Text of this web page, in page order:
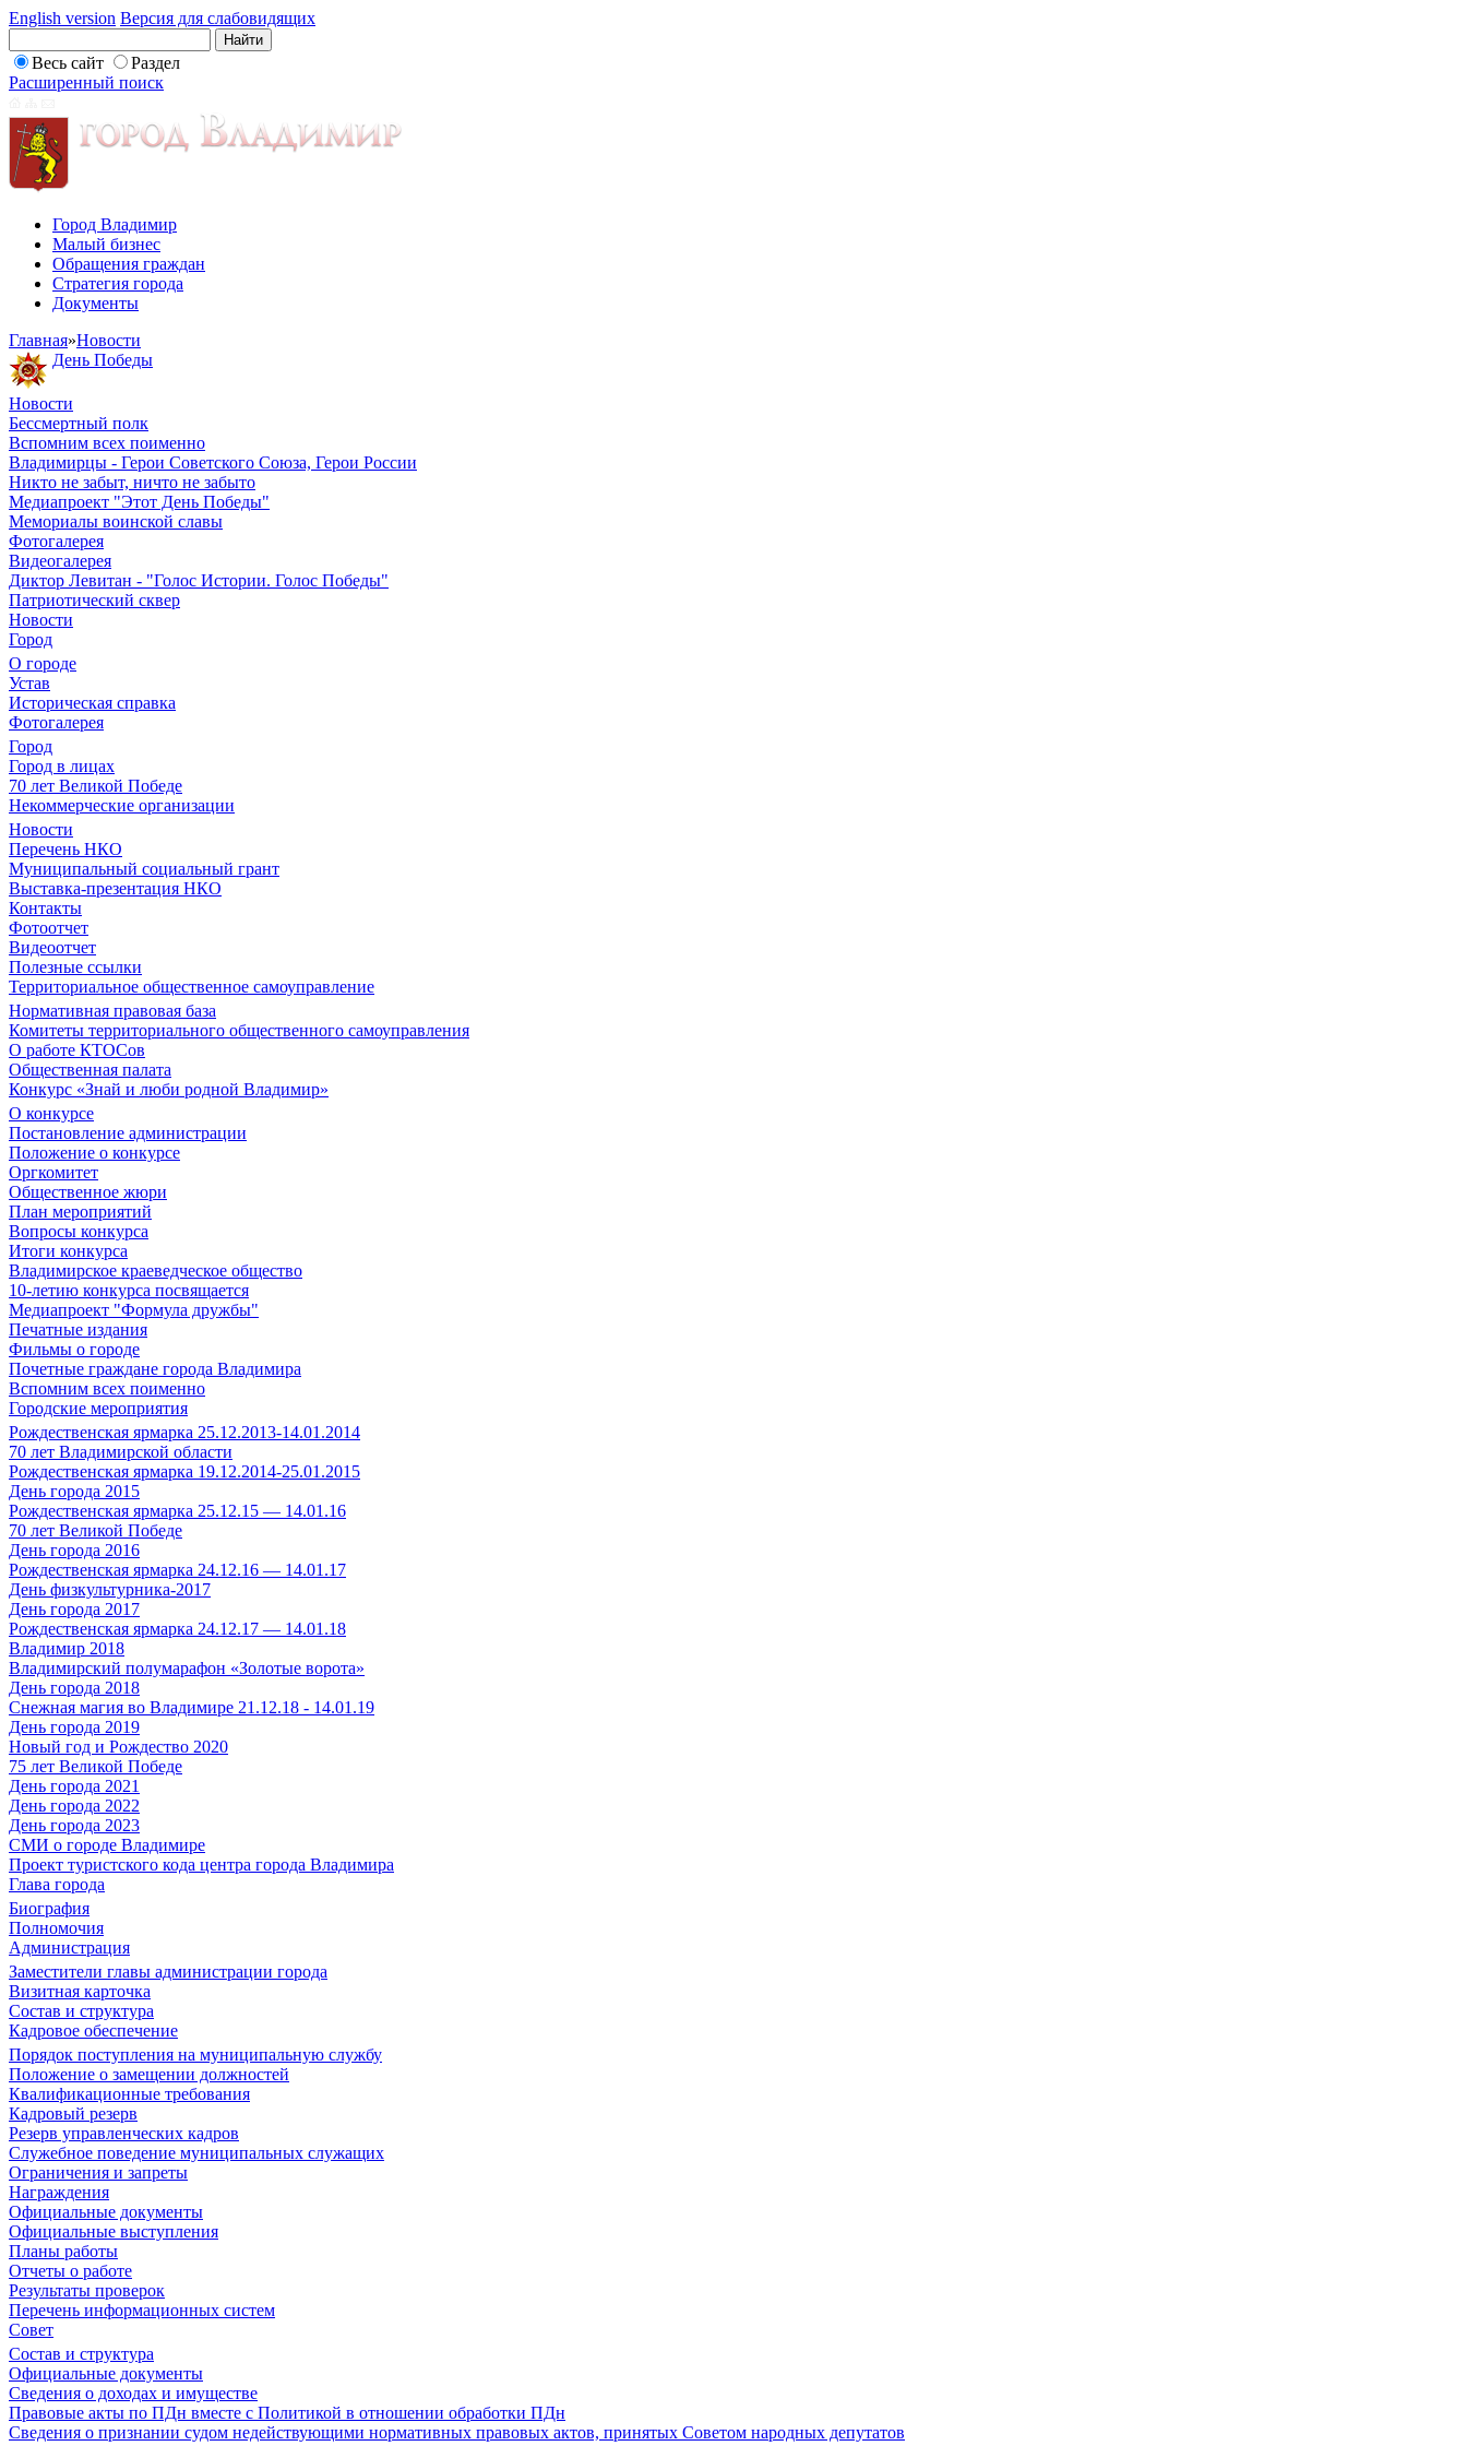
English version Версия для слабовидящих
Весь сайт
Раздел
Расширенный поиск
Город Владимир
Малый бизнес
Обращения граждан
Стратегия города
Документы
Главная»Новости
День Победы
Новости
Бессмертный полк
Вспомним всех поименно
Владимирцы - Герои Советского Союза, Герои России
Никто не забыт, ничто не забыто
Медиапроект "Этот День Победы"
Мемориалы воинской славы
Фотогалерея
Видеогалерея
Диктор Левитан - "Голос Истории. Голос Победы"
Патриотический сквер
Новости
Город
О городе
Устав
Историческая справка
Фотогалерея
Город
Город в лицах
70 лет Великой Победе
Некоммерческие организации
Новости
Перечень НКО
Муниципальный социальный грант
Выставка-презентация НКО
Контакты
Фотоотчет
Видеоотчет
Полезные ссылки
Территориальное общественное самоуправление
Нормативная правовая база
Комитеты территориального общественного самоуправления
О работе КТОСов
Общественная палата
Конкурс «Знай и люби родной Владимир»
О конкурсе
Постановление администрации
Положение о конкурсе
Оргкомитет
Общественное жюри
План мероприятий
Вопросы конкурса
Итоги конкурса
Владимирское краеведческое общество
10-летию конкурса посвящается
Медиапроект "Формула дружбы"
Печатные издания
Фильмы о городе
Почетные граждане города Владимира
Вспомним всех поименно
Городские мероприятия
Рождественская ярмарка 25.12.2013-14.01.2014
70 лет Владимирской области
Рождественская ярмарка 19.12.2014-25.01.2015
День города 2015
Рождественская ярмарка 25.12.15 — 14.01.16
70 лет Великой Победе
День города 2016
Рождественская ярмарка 24.12.16 — 14.01.17
День физкультурника-2017
День города 2017
Рождественская ярмарка 24.12.17 — 14.01.18
Владимир 2018
Владимирский полумарафон «Золотые ворота»
День города 2018
Снежная магия во Владимире 21.12.18 - 14.01.19
День города 2019
Новый год и Рождество 2020
75 лет Великой Победе
День города 2021
День города 2022
День города 2023
СМИ о городе Владимире
Проект туристского кода центра города Владимира
Глава города
Биография
Полномочия
Администрация
Заместители главы администрации города
Визитная карточка
Состав и структура
Кадровое обеспечение
Порядок поступления на муниципальную службу
Положение о замещении должностей
Квалификационные требования
Кадровый резерв
Резерв управленческих кадров
Служебное поведение муниципальных служащих
Ограничения и запреты
Награждения
Официальные документы
Официальные выступления
Планы работы
Отчеты о работе
Результаты проверок
Перечень информационных систем
Совет
Состав и структура
Официальные документы
Сведения о доходах и имуществе
Правовые акты по ПДн вместе с Политикой в отношении обработки ПДн
Сведения о признании судом недействующими нормативных правовых актов, принятых Советом народных депутатов